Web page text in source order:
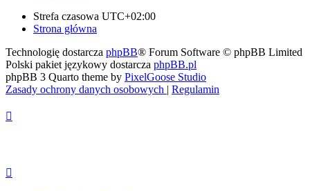
Strefa czasowa UTC+02:00
Strona główna
Technologię dostarcza phpBB® Forum Software © phpBB Limited
Polski pakiet językowy dostarcza phpBB.pl
phpBB 3 Quarto theme by PixelGoose Studio
Zasady ochrony danych osobowych | Regulamin